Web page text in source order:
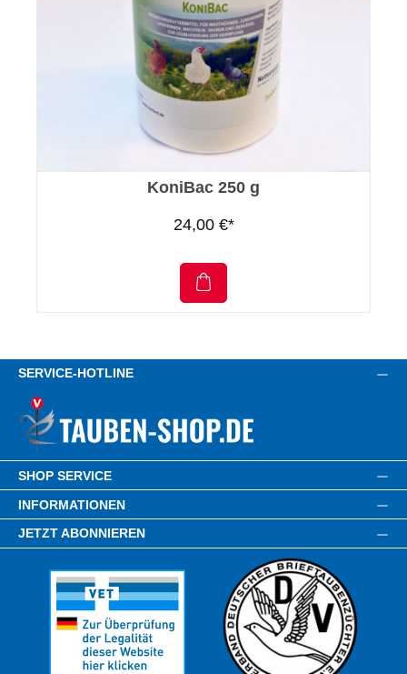
KoniBac 250 g
24,00 €*
SERVICE-HOTLINE
SHOP SERVICE
INFORMATIONEN
JETZT ABONNIEREN